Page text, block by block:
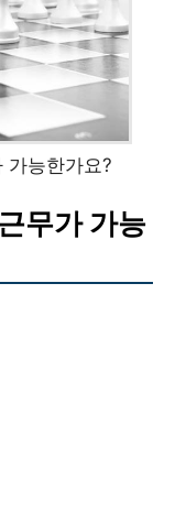
가능한가요?
무가 가능